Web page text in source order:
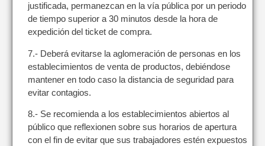
justificada, permanezcan en la vía pública por un periodo
de tiempo superior a 30 minutos desde la hora de
expedición del ticket de compra.
7.- Deberá evitarse la aglomeración de personas en los
establecimientos de venta de productos, debiéndose
mantener en todo caso la distancia de seguridad para
evitar contagios.
8.- Se recomienda a los establecimientos abiertos al
público que reflexionen sobre sus horarios de apertura
con el fin de evitar que sus trabajadores estén expuestos